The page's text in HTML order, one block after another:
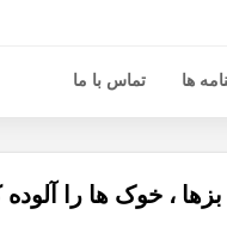
ها تماس با ما
، خوک ها را آلوده